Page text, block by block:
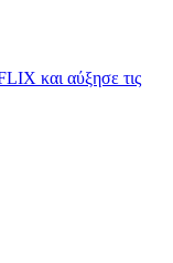
και αύξησε τις